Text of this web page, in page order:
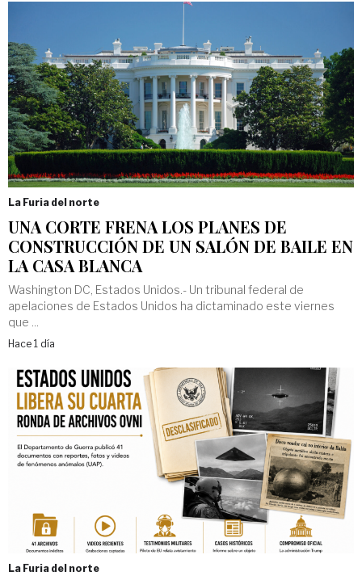
La Furia del norte
UNA CORTE FRENA LOS PLANES DE
CONSTRUCCIÓN DE UN SALÓN DE BAILE EN
LA CASA BLANCA
Washington DC, Estados Unidos.- Un tribunal federal de
apelaciones de Estados Unidos ha dictaminado este viernes
que ...
Hace 1 día
La Furia del norte